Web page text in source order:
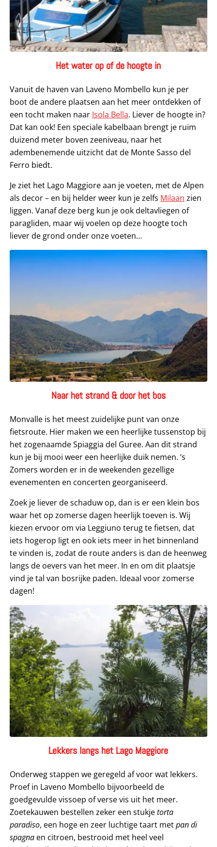
Het water op of de hoogte in
Vanuit de haven van Laveno Mombello kun je per
boot de andere plaatsen aan het meer ontdekken of
een tocht maken naar Isola Bella. Liever de hoogte in?
Dat kan ook! Een speciale kabelbaan brengt je ruim
duizend meter boven zeeniveau, naar het
adembenemende uitzicht dat de Monte Sasso del
Ferro biedt.
Je ziet het Lago Maggiore aan je voeten, met de Alpen
als decor – en bij helder weer kun je zelfs Milaan zien
liggen. Vanaf deze berg kun je ook deltavliegen of
paragliden, maar wij voelen op deze hoogte toch
liever de grond onder onze voeten…
Naar het strand & door het bos
Monvalle is het meest zuidelijke punt van onze
fietsroute. Hier maken we een heerlijke tussenstop bij
het zogenaamde Spiaggia del Guree. Aan dit strand
kun je bij mooi weer een heerlijke duik nemen. ‘s
Zomers worden er in de weekenden gezellige
evenementen en concerten georganiseerd.
Zoek je liever de schaduw op, dan is er een klein bos
waar het op zomerse dagen heerlijk toeven is. Wij
kiezen ervoor om via Leggiuno terug te fietsen, dat
iets hogerop ligt en ook iets meer in het binnenland
te vinden is, zodat de route anders is dan de heenweg
langs de oevers van het meer. In en om dit plaatsje
vind je tal van bosrijke paden. Ideaal voor zomerse
dagen!
Lekkers langs het Lago Maggiore
Onderweg stappen we geregeld af voor wat lekkers.
Proef in Laveno Mombello bijvoorbeeld de
goedgevulde vissoep of verse vis uit het meer.
Zoetekauwen bestellen zeker een stukjetorta
paradiso, een hoge en zeer luchtige taart metpan di
spagna en citroen, bestrooid met heel veel